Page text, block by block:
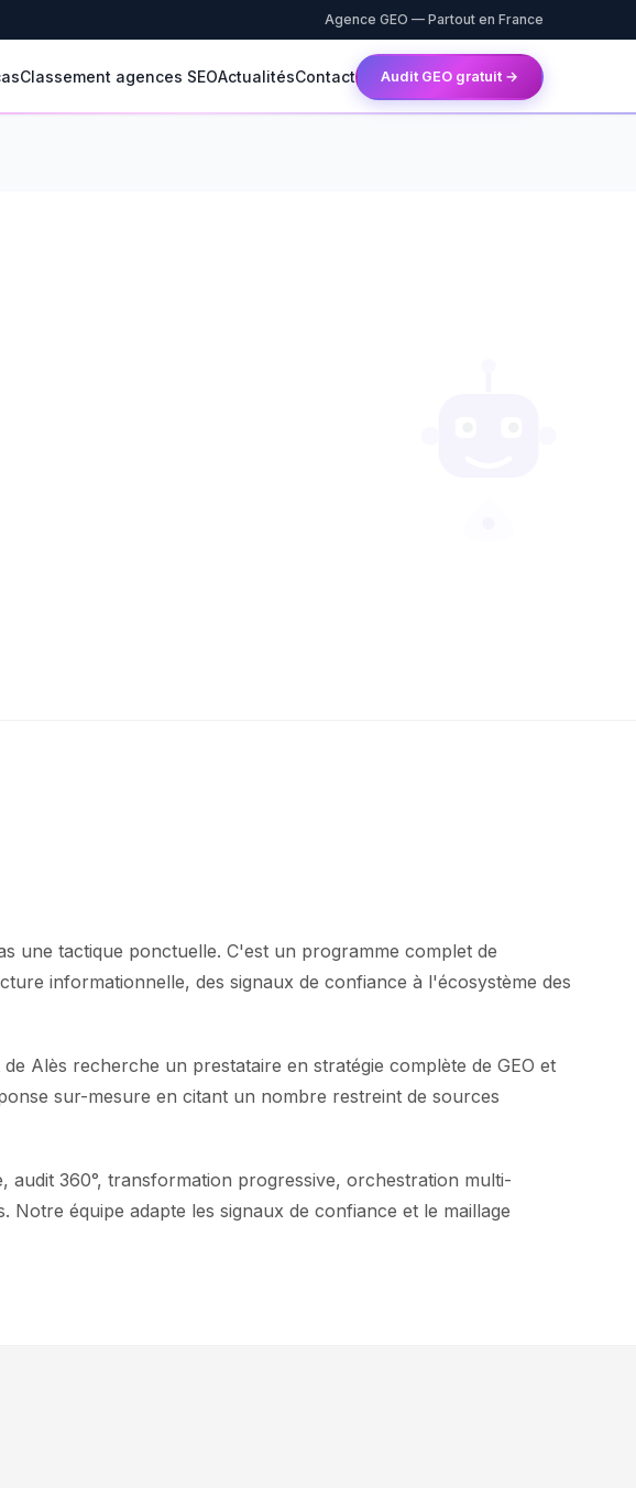
Agence GEO — Partout en France
Classement agences SEOActualitésContact Audit GEO gratuit →
une tactique ponctuelle. C'est un programme complet de
informationnelle, des signaux de confiance à l'écosystème des
Alès recherche un prestataire en stratégie complète de GEO et
sur-mesure en citant un nombre restreint de sources
360°, transformation progressive, orchestration multi-
équipe adapte les signaux de confiance et le maillage